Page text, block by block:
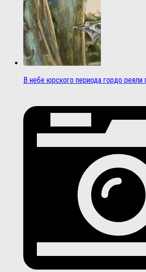
В небе юрского периода гордо реяли